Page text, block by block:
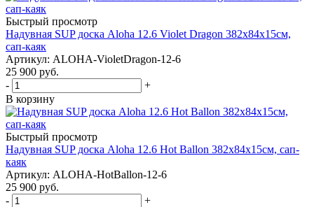
Быстрый просмотр
Надувная SUP доска Aloha 12.6 Violet Dragon 382x84x15см,
сап-каяк
Артикул: ALOHA-VioletDragon-12-6
25 900 руб.
-
+
В корзину
Быстрый просмотр
Надувная SUP доска Aloha 12.6 Hot Ballon 382x84x15см, сап-
каяк
Артикул: ALOHA-HotBallon-12-6
25 900 руб.
-
+